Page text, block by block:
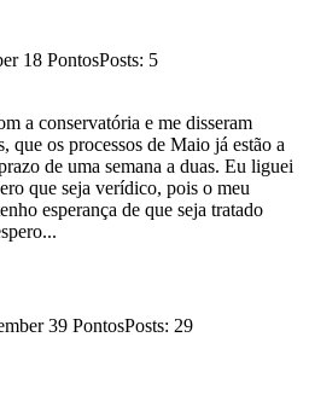
18 PontosPosts: 5
a conservatória e me disseram
que os processos de Maio já estão a
de uma semana a duas. Eu liguei
que seja verídico, pois o meu
esperança de que seja tratado
39 PontosPosts: 29